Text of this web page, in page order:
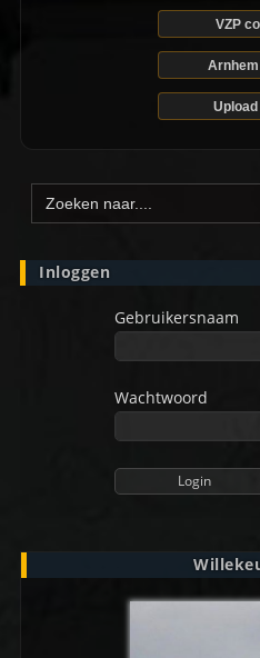
VZP
Arnhem
Upload
Zoek
naar:
Inloggen
Gebruikersnaam
Wachtwoord